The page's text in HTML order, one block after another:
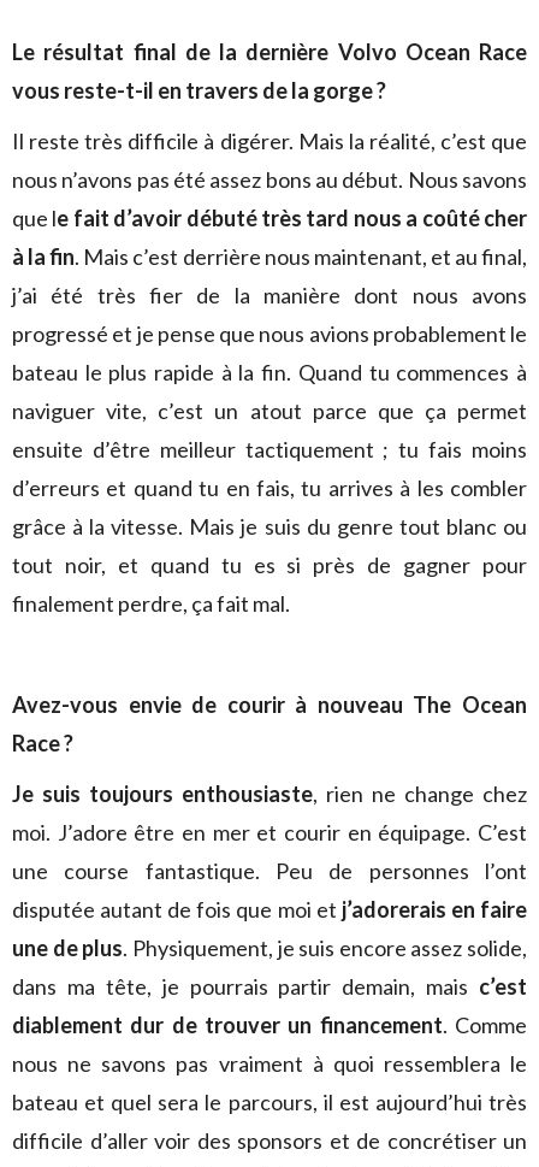
Le résultat final de la dernière Volvo Ocean Race
vous reste-t-il en travers de la gorge ?
Il reste très difficile à digérer. Mais la réalité, c’est que
nous n’avons pas été assez bons au début. Nous savons
que le fait d’avoir débuté très tard nous a coûté cher
à la fin. Mais c’est derrière nous maintenant, et au final,
j’ai été très fier de la manière dont nous avons
progressé et je pense que nous avions probablement le
bateau le plus rapide à la fin. Quand tu commences à
naviguer vite, c’est un atout parce que ça permet
ensuite d’être meilleur tactiquement ; tu fais moins
d’erreurs et quand tu en fais, tu arrives à les combler
grâce à la vitesse. Mais je suis du genre tout blanc ou
tout noir, et quand tu es si près de gagner pour
finalement perdre, ça fait mal.
Avez-vous envie de courir à nouveau The Ocean
Race ?
Je suis toujours enthousiaste, rien ne change chez
moi. J’adore être en mer et courir en équipage. C’est
une course fantastique. Peu de personnes l’ont
disputée autant de fois que moi et j’adorerais en faire
une de plus. Physiquement, je suis encore assez solide,
dans ma tête, je pourrais partir demain, mais c’est
diablement dur de trouver un financement. Comme
nous ne savons pas vraiment à quoi ressemblera le
bateau et quel sera le parcours, il est aujourd’hui très
difficile d’aller voir des sponsors et de concrétiser un